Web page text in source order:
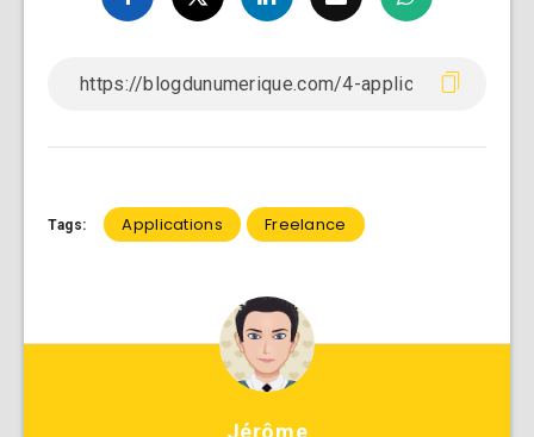
Tags: Applications Freelance
Jérôme